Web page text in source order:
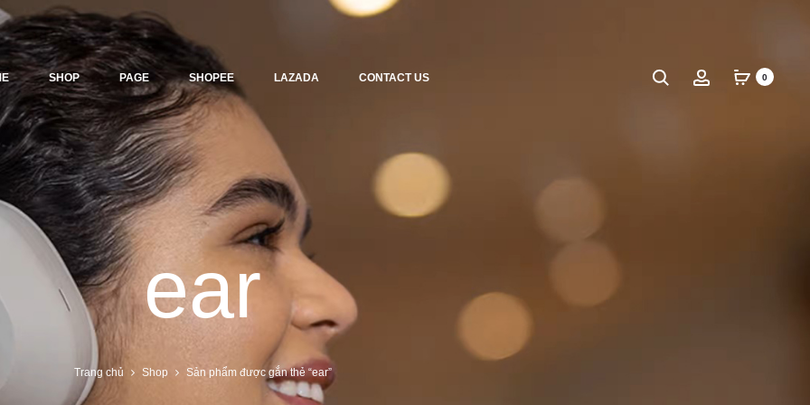
SHOP PAGE SHOPEE LAZADA CONTACT US Search Account 0
ear
Trang chủ Shop Sản phẩm được gắn thẻ “ear”